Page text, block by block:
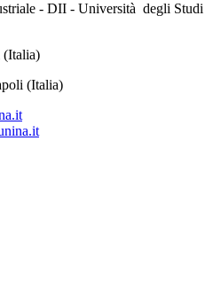
- DII - Università degli Studi
(Italia)
(Italia)